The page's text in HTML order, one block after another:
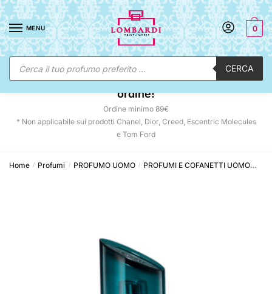
Skip
to
navigation
Skip
to
content
MENU
Ricerca
prodotti CERCA
0
☀️ SUNNY DAYS:-12% automatico sul tuo
ordine!
Ordine minimo 89€
* Non applicabile sui prodotti Chanel, Dior, Creed, Escentric Molecules
e Tom Ford
Home / Profumi / PROFUMO UOMO / PROFUMI E COFANETTI UOMO